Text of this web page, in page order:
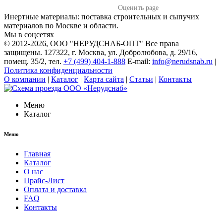
Оценить page
Инертные материалы: поставка строительных и сыпучих
материалов по Москве и области.
Мы в соцсетях
© 2012-2026, ООО "НЕРУДСНАБ-ОПТ" Все права
защищены. 127322, г. Москва, ул. Добролюбова, д. 29/16,
помещ. 35/2, тел. +7 (499) 404-1-888 E-mail: info@nerudsnab.ru |
Политика конфиденциальности
О компании | Каталог | Карта сайта | Статьи | Контакты
Меню
Каталог
Меню
Главная
Каталог
О нас
Прайс-Лист
Оплата и доставка
FAQ
Контакты